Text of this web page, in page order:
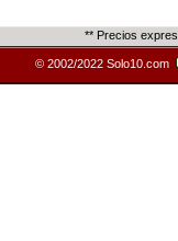
** Precios
© 2002/2022 Solo10.com